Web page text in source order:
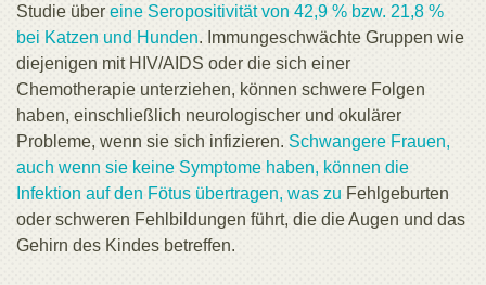
Studie über eine Seropositivität von 42,9 % bzw. 21,8 %
bei Katzen und Hunden. Immungeschwächte Gruppen wie
diejenigen mit HIV/AIDS oder die sich einer
Chemotherapie unterziehen, können schwere Folgen
haben, einschließlich neurologischer und okulärer
Probleme, wenn sie sich infizieren. Schwangere Frauen,
auch wenn sie keine Symptome haben, können die
Infektion auf den Fötus übertragen, was zu Fehlgeburten
oder schweren Fehlbildungen führt, die die Augen und das
Gehirn des Kindes betreffen.